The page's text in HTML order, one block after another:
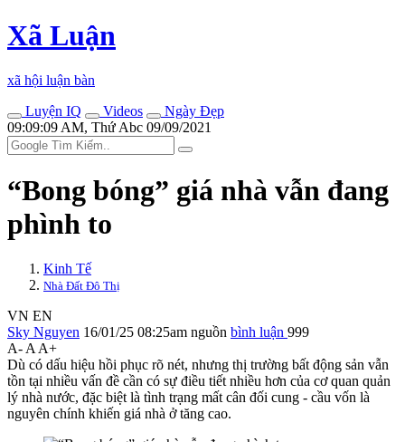
Xã Luận
xã hội luận bàn
Luyện IQ
Videos
Ngày Đẹp
09:09:09 AM, Thứ Abc 09/09/2021
“Bong bóng” giá nhà vẫn đang
phình to
Kinh Tế
Nhà Đất Đô Thị
VN EN
Sky Nguyen 16/01/25 08:25am nguồn bình luận 999
A- A A+
Dù có dấu hiệu hồi phục rõ nét, nhưng thị trường bất động sản vẫn
tồn tại nhiều vấn đề cần có sự điều tiết nhiều hơn của cơ quan quản
lý nhà nước, đặc biệt là tình trạng mất cân đối cung - cầu vốn là
nguyên chính khiến giá nhà ở tăng cao.